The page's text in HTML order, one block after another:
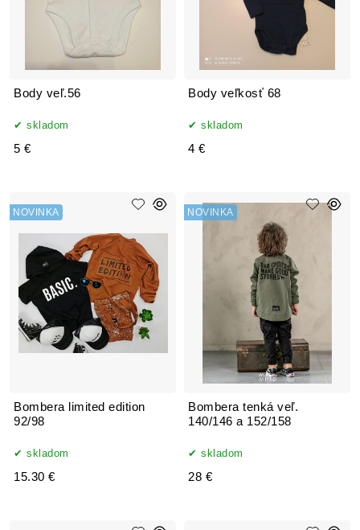
Body veľ.56
skladom
5 €
Body veľkosť 68
skladom
4 €
Bombera limited edition
92/98
NOVINKA
skladom
15.30 €
Bombera tenká veľ.
140/146 a 152/158
NOVINKA
skladom
28 €